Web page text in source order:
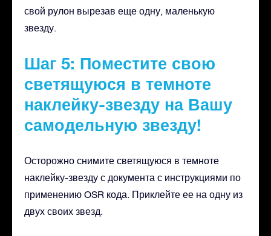
свой рулон вырезав еще одну, маленькую
звезду.
Шаг 5: Поместите свою
светящуюся в темноте
наклейку-звезду на Вашу
самодельную звезду!
Осторожно снимите светящуюся в темноте
наклейку-звезду с документа с инструкциями по
применению OSR кода. Приклейте ее на одну из
двух своих звезд.